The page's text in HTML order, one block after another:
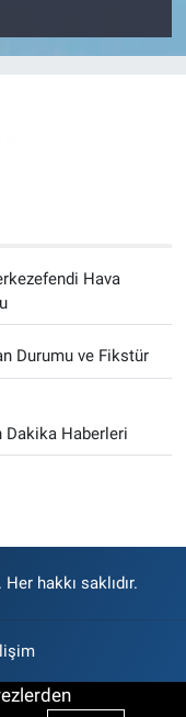
Hava
Durumu ve Fikstür
Dakika Haberleri
hakkı saklıdır.